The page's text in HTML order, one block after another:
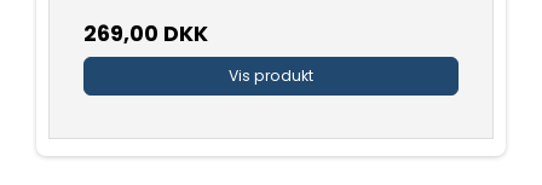
269,00 DKK
Vis produkt